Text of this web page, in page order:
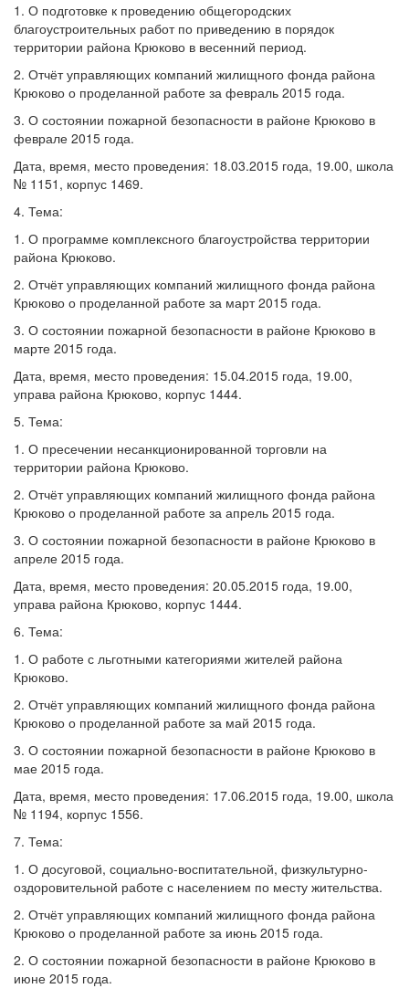
1. О подготовке к проведению общегородских
благоустроительных работ по приведению в порядок
территории района Крюково в весенний период.
2. Отчёт управляющих компаний жилищного фонда района
Крюково о проделанной работе за февраль 2015 года.
3. О состоянии пожарной безопасности в районе Крюково в
феврале 2015 года.
Дата, время, место проведения: 18.03.2015 года, 19.00, школа
№ 1151, корпус 1469.
4. Тема:
1. О программе комплексного благоустройства территории
района Крюково.
2. Отчёт управляющих компаний жилищного фонда района
Крюково о проделанной работе за март 2015 года.
3. О состоянии пожарной безопасности в районе Крюково в
марте 2015 года.
Дата, время, место проведения: 15.04.2015 года, 19.00,
управа района Крюково, корпус 1444.
5. Тема:
1. О пресечении несанкционированной торговли на
территории района Крюково.
2. Отчёт управляющих компаний жилищного фонда района
Крюково о проделанной работе за апрель 2015 года.
3. О состоянии пожарной безопасности в районе Крюково в
апреле 2015 года.
Дата, время, место проведения: 20.05.2015 года, 19.00,
управа района Крюково, корпус 1444.
6. Тема:
1. О работе с льготными категориями жителей района
Крюково.
2. Отчёт управляющих компаний жилищного фонда района
Крюково о проделанной работе за май 2015 года.
3. О состоянии пожарной безопасности в районе Крюково в
мае 2015 года.
Дата, время, место проведения: 17.06.2015 года, 19.00, школа
№ 1194, корпус 1556.
7. Тема:
1. О досуговой, социально-воспитательной, физкультурно-
оздоровительной работе с населением по месту жительства.
2. Отчёт управляющих компаний жилищного фонда района
Крюково о проделанной работе за июнь 2015 года.
2. О состоянии пожарной безопасности в районе Крюково в
июне 2015 года.